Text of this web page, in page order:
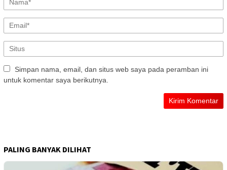
Simpan nama, email, dan situs web saya pada peramban ini
untuk komentar saya berikutnya.
PALING BANYAK DILIHAT